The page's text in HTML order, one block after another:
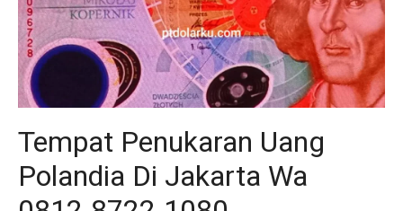
Tempat Penukaran Uang
Polandia Di Jakarta Wa